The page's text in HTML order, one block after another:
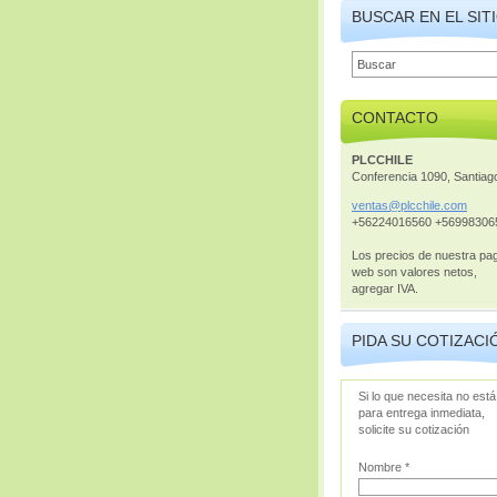
BUSCAR EN EL
CONTACTO
PLCCHILE
Conferencia 1090,
ventas@plcchile. com
+56224016560
Los precios de nuestra
web son valores netos,
agregar IVA.
PIDA SU
Si lo que necesita no está
para entrega inmediata,
solicite su cotización
Nombre *